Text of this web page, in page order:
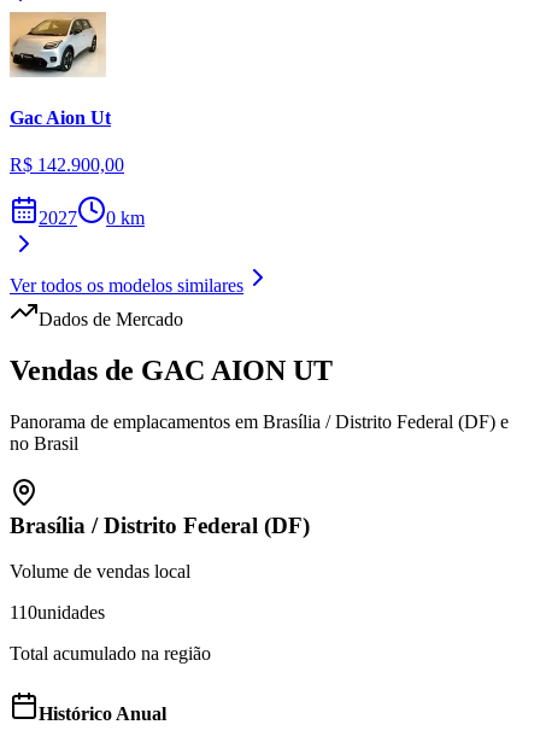
Gac Aion Ut
R$ 142.900,00
2027 0 km
Ver todos os modelos similares
Dados de Mercado
Vendas de GAC AION UT
Panorama de emplacamentos em Brasília / Distrito Federal (DF) e
no Brasil
Brasília /Distrito Federal (DF)
Volume de vendas local
110unidades
Total acumulado na região
Histórico Anual